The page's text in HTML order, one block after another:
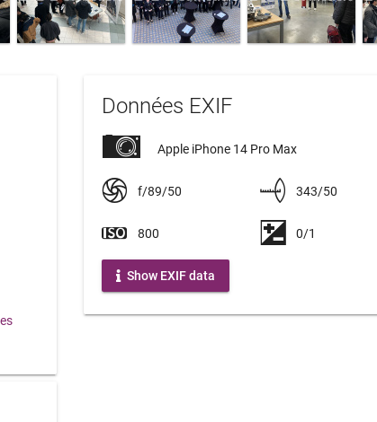
Données EXIF
Apple iPhone 14 Pro Max
f/89/50 343/50
800 0/1
Show EXIF data